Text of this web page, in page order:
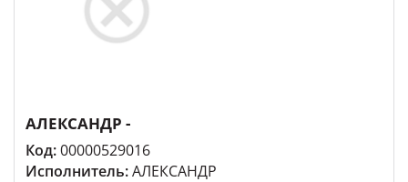
АЛЕКСАНДР -
Код:00000529016
Исполнитель:АЛЕКСАНДР